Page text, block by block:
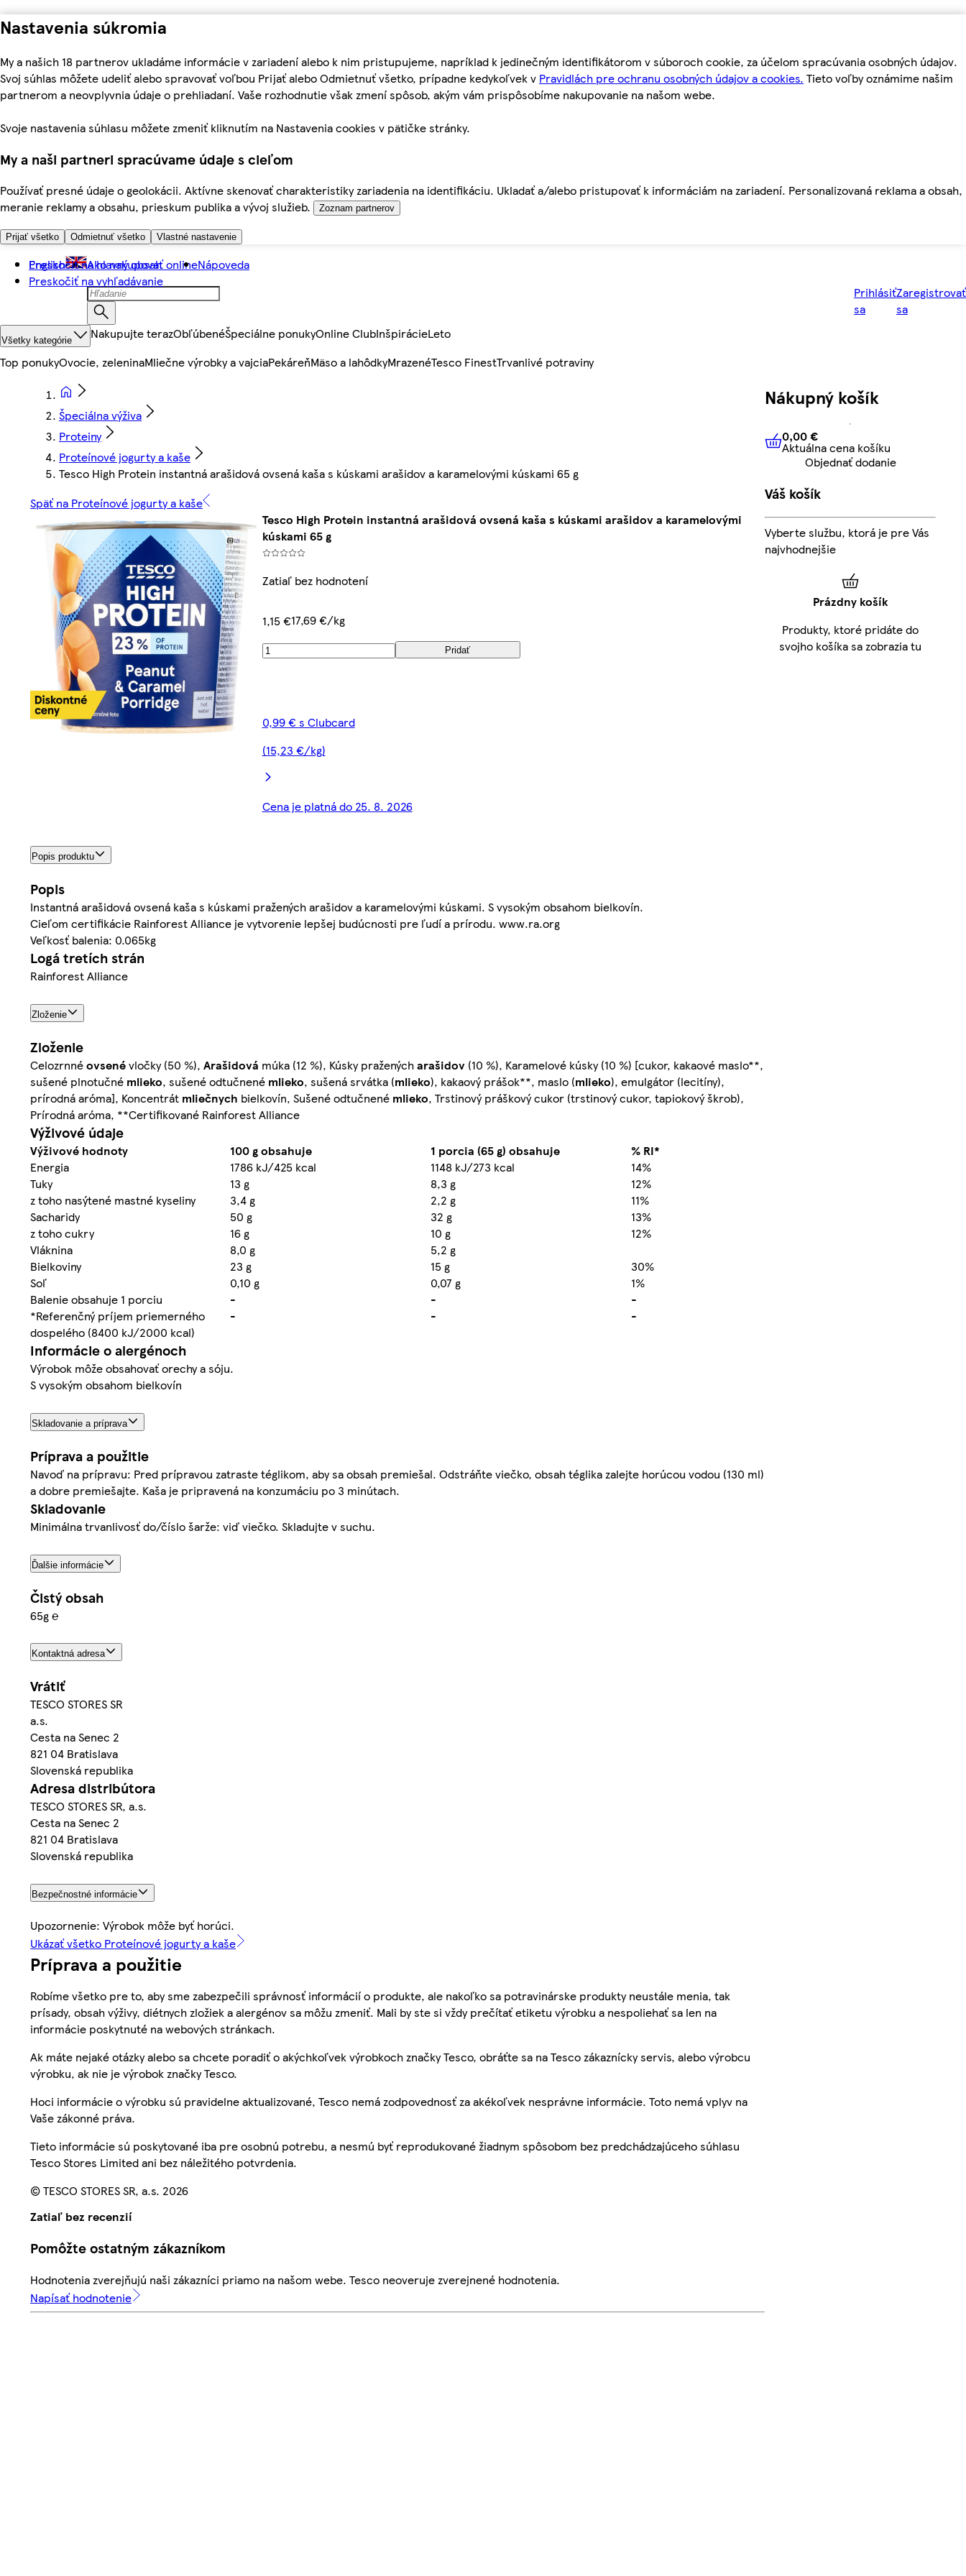
Nastavenia súkromia
My a našich 18 partnerov ukladáme informácie v zariadení alebo k nim pristupujeme, napríklad k jedinečným identifikátorom v súboroch cookie, za účelom spracúvania osobných údajov.
Svoj súhlas môžete udeliť alebo spravovať voľbou Prijať alebo Odmietnuť všetko, prípadne kedykoľvek v Pravidlách pre ochranu osobných údajov a cookies. Tieto voľby oznámime našim
partnerom a neovplyvnia údaje o prehliadaní. Vaše rozhodnutie však zmení spôsob, akým vám prispôsobíme nakupovanie na našom webe.
Svoje nastavenia súhlasu môžete zmeniť kliknutím na Nastavenia cookies v pätičke stránky.
My a naši partneri spracúvame údaje s cieľom
Používať presné údaje o geolokácii. Aktívne skenovať charakteristiky zariadenia na identifikáciu. Ukladať a/alebo pristupovať k informáciám na zariadení. Personalizovaná reklama a obsah,
meranie reklamy a obsahu, prieskum publika a vývoj služieb.
Zoznam partnerov
Prijať všetko Odmietnuť všetko Vlastné nastavenie
Preskočiť na hlavný obsah
Preskočiť na vyhľadávanie
English Ako nakupovať onlineNápoveda
Prihlásiť
sa
Zaregistrovať
sa
Všetky kategórie Nakupujte terazObľúbenéŠpeciálne ponukyOnline ClubInšpirácieLeto
Top ponukyOvocie, zeleninaMliečne výrobky a vajciaPekáreňMäso a lahôdkyMrazenéTesco FinestTrvanlivé potraviny
Špeciálna výživa
Proteiny
Proteínové jogurty a kaše
Tesco High Protein instantná arašidová ovsená kaša s kúskami arašidov a karamelovými kúskami 65 g
Späť na Proteínové jogurty a kaše
Tesco High Protein instantná arašidová ovsená kaša s kúskami arašidov a karamelovými
kúskami 65 g
Zatiaľ bez hodnotení
1,15 €17,69 €/kg
Pridať
0,99 € s Clubcard
(15,23 €/kg)
Cena je platná do 25. 8. 2026
Popis produktu
Popis
Instantná arašidová ovsená kaša s kúskami pražených arašidov a karamelovými kúskami. S vysokým obsahom bielkovín.
Cieľom certifikácie Rainforest Alliance je vytvorenie lepšej budúcnosti pre ľudí a prírodu. www.ra.org
Veľkosť balenia: 0.065kg
Logá tretích strán
Rainforest Alliance
Zloženie
Zloženie
Celozrnnéovsenévločky (50 %), Arašidová múka (12 %), Kúsky praženýcharašidov (10 %), Karamelové kúsky (10 %) [cukor, kakaové maslo**,
sušené plnotučné mlieko, sušené odtučnené mlieko, sušená srvátka (mlieko), kakaový prášok**, maslo (mlieko), emulgátor (lecitíny),
prírodná aróma], Koncentrát mliečnych bielkovín, Sušené odtučnené mlieko, Trstinový práškový cukor (trstinový cukor, tapiokový škrob),
Prírodná aróma, **Certifikované Rainforest Alliance
Výživové údaje
Výživové hodnoty 100 g obsahuje 1 porcia (65 g) obsahuje
% RI*
Energia
1786 kJ/425 kcal 1148 kJ/273 kcal
14%
Tuky
13 g 8,3 g
12%
z toho nasýtené mastné kyseliny
3,4 g 2,2 g
11%
Sacharidy
50 g 32 g
13%
z toho cukry
16 g 10 g
12%
Vláknina
8,0 g
5,2 g
Bielkoviny
23 g 15 g
30%
Soľ
0,10 g 0,07 g
1%
Balenie obsahuje 1 porciu
- -
-
*Referenčný príjem priemerného
dospelého (8400 kJ/2000 kcal)
- - -
Informácie o alergénoch
Výrobok môže obsahovať orechy a sóju.
S vysokým obsahom bielkovín
Skladovanie a príprava
Príprava a použitie
Navoď na prípravu: Pred prípravou zatraste téglikom, aby sa obsah premiešal. Odstráňte viečko, obsah téglika zalejte horúcou vodou (130 ml)
a dobre premiešajte. Kaša je pripravená na konzumáciu po 3 minútach.
Skladovanie
Minimálna trvanlivosť do/číslo šarže: viď viečko. Skladujte v suchu.
Ďalšie informácie
Čistý obsah
65g ℮
Kontaktná adresa
Vrátiť
TESCO STORES SR
a.s.
Cesta na Senec 2
821 04 Bratislava
Slovenská republika
Adresa distribútora
TESCO STORES SR, a.s.
Cesta na Senec 2
821 04 Bratislava
Slovenská republika
Bezpečnostné informácie
Upozornenie: Výrobok môže byť horúci.
Ukázať všetko Proteínové jogurty a kaše
Príprava a použitie
Robíme všetko pre to, aby sme zabezpečili správnosť informácií o produkte, ale nakoľko sa potravinárske produkty neustále menia, tak
prísady, obsah výživy, diétnych zložiek a alergénov sa môžu zmeniť. Mali by ste si vždy prečítať etiketu výrobku a nespoliehať sa len na
informácie poskytnuté na webových stránkach.
Ak máte nejaké otázky alebo sa chcete poradiť o akýchkoľvek výrobkoch značky Tesco, obráťte sa na Tesco zákaznícky servis, alebo výrobcu
výrobku, ak nie je výrobok značky Tesco.
Hoci informácie o výrobku sú pravidelne aktualizované, Tesco nemá zodpovednosť za akékoľvek nesprávne informácie. Toto nemá vplyv na
Vaše zákonné práva.
Tieto informácie sú poskytované iba pre osobnú potrebu, a nesmú byť reprodukované žiadnym spôsobom bez predchádzajúceho súhlasu
Tesco Stores Limited ani bez náležitého potvrdenia.
© TESCO STORES SR, a.s. 2026
Zatiaľ bez recenzií
Pomôžte ostatným zákazníkom
Hodnotenia zverejňujú naši zákazníci priamo na našom webe. Tesco neoveruje zverejnené hodnotenia.
Napísať hodnotenie
Nákupný košík
0,00 € Aktuálna cena košíku
0,00 €
Aktuálna cena košíku
Objednať dodanie
Váš košík
Vyberte službu, ktorá je pre Vás
najvhodnejšie
Prázdny košík
Produkty, ktoré pridáte do
svojho košíka sa zobrazia tu